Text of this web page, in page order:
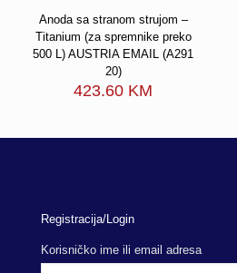
Anoda sa stranom strujom –
Titanium (za spremnike preko
500 L) AUSTRIA EMAIL (A291
20)
423.60 KM
Registracija/Login
Korisničko ime ili email adresa